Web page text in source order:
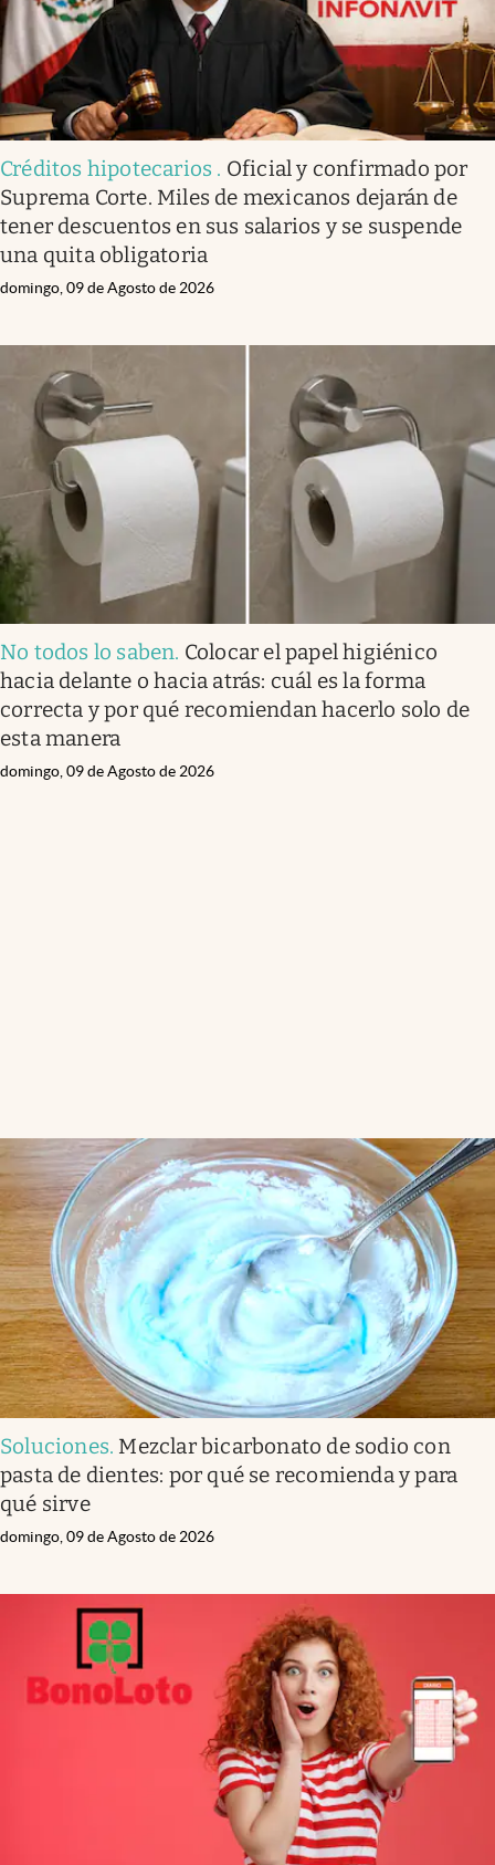
Créditos hipotecarios . Oficial y confirmado por
Suprema Corte. Miles de mexicanos dejarán de
tener descuentos en sus salarios y se suspende
una quita obligatoria
domingo, 09 de Agosto de 2026
No todos lo saben. Colocar el papel higiénico
hacia delante o hacia atrás: cuál es la forma
correcta y por qué recomiendan hacerlo solo de
esta manera
domingo, 09 de Agosto de 2026
Soluciones. Mezclar bicarbonato de sodio con
pasta de dientes: por qué se recomienda y para
qué sirve
domingo, 09 de Agosto de 2026